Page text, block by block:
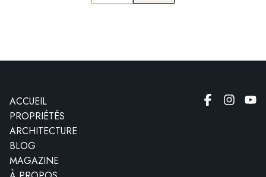
ACCUEIL
PROPRIÉTÉS
ARCHITECTURE
BLOG
MAGAZINE